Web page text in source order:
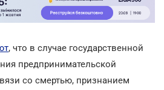
, что в случае государственной
предпринимательской
со смертью, признанием